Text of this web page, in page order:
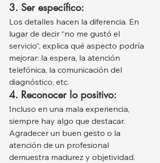
3. Ser específico:
Los detalles hacen la diferencia. En
lugar de decir “no me gustó el
servicio”, explica qué aspecto podría
mejorar: la espera, la atención
telefónica, la comunicación del
diagnóstico, etc.
4. Reconocer lo positivo:
Incluso en una mala experiencia,
siempre hay algo que destacar.
Agradecer un buen gesto o la
atención de un profesional
demuestra madurez y objetividad.